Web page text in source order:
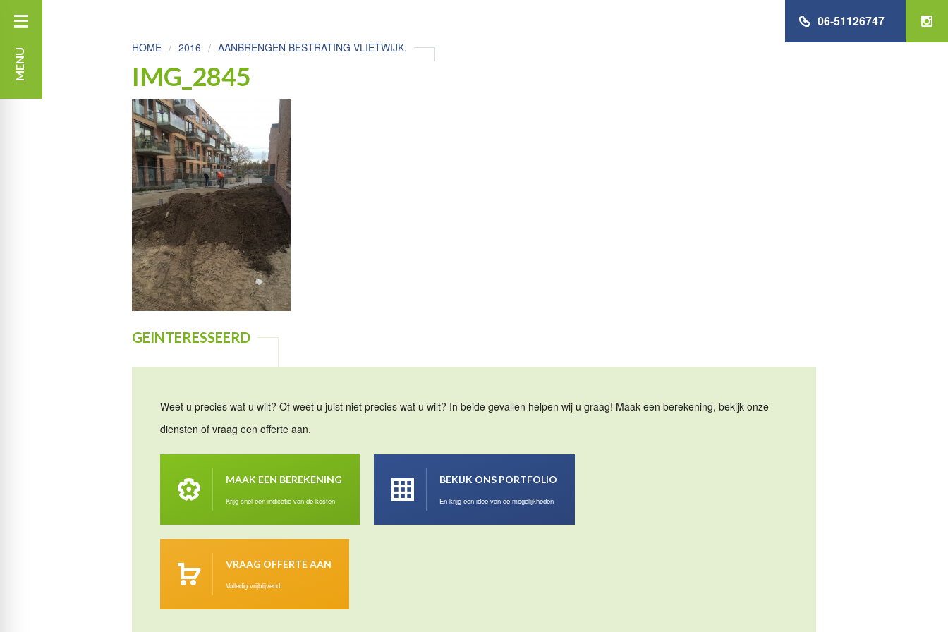
MENU
06-51126747
HOME 2016 AANBRENGEN BESTRATING VLIETWIJK.
IMG_2845
GEINTERESSEERD
Weet u precies wat u wilt? Of weet u juist niet precies wat u wilt? In beide gevallen helpen wij u graag! Maak een berekening, bekijk onze
diensten of vraag een offerte aan.
MAAK EEN BEREKENING
Krijg snel een indicatie van de kosten
BEKIJK ONS PORTFOLIO
En krijg een idee van de mogelijkheden
VRAAG OFFERTE AAN
Volledig vrijblijvend